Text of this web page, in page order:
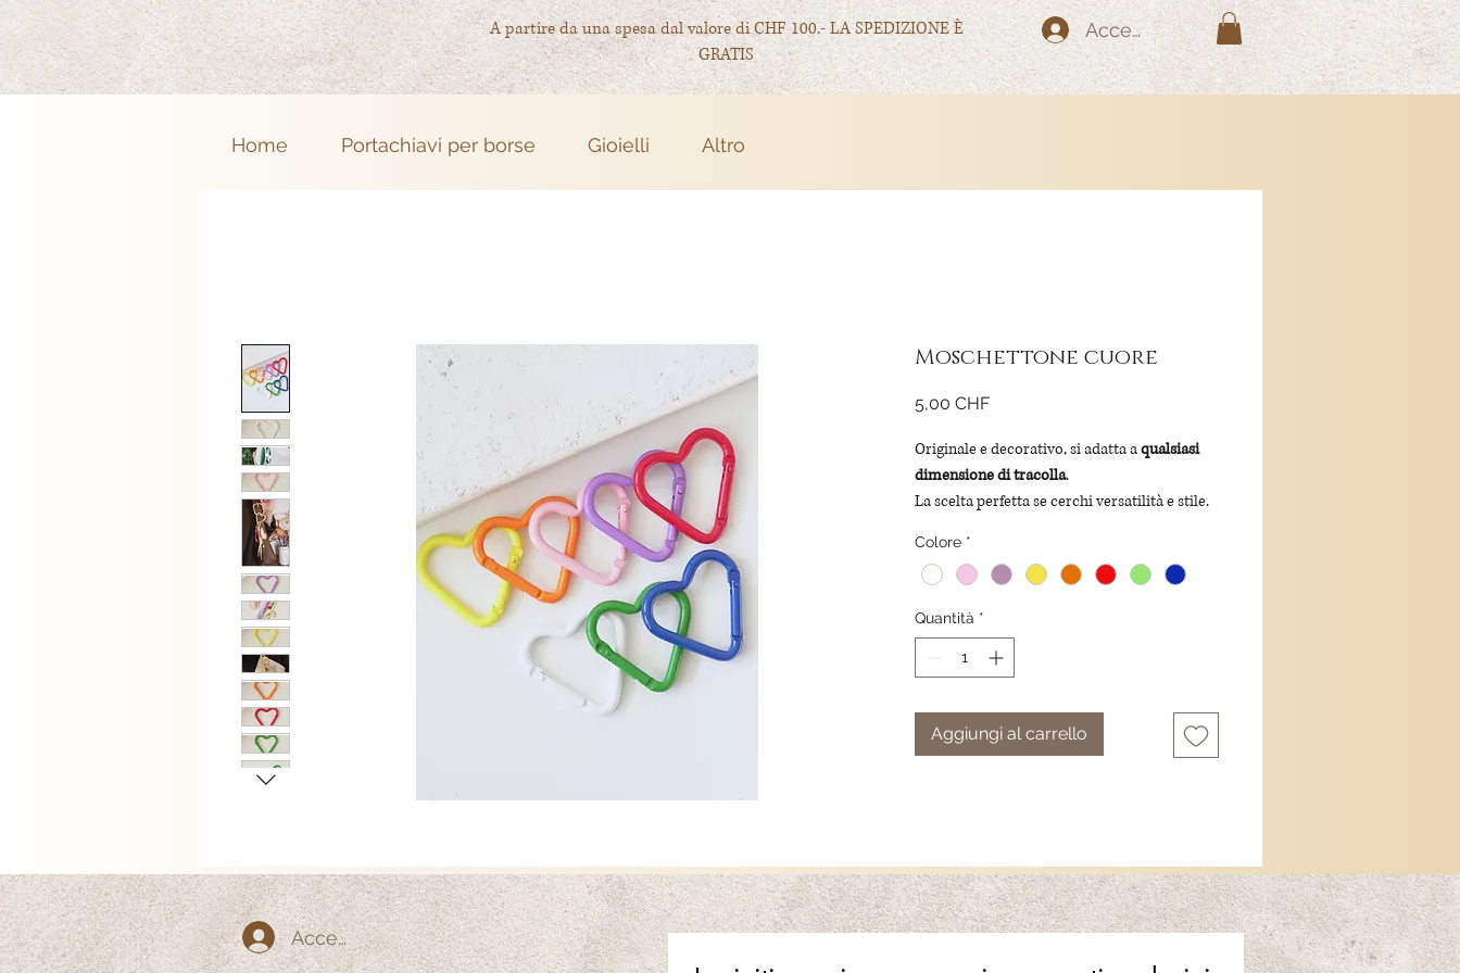
A partire da una spesa dal valore di CHF 100.- LA SPEDIZIONE È
GRATIS
Accedi
Home Portachiavi per borse Gioielli Altro
Moschettone cuore
5,00 CHFPrezzo
Originale e decorativo, si adatta aqualsiasi
dimensione di tracolla.
La scelta perfetta se cerchi versatilità e stile.
Apertura: a molla
Materiale: alluminio
Colore *
Quantità *
Aggiungi al carrello
Accedi